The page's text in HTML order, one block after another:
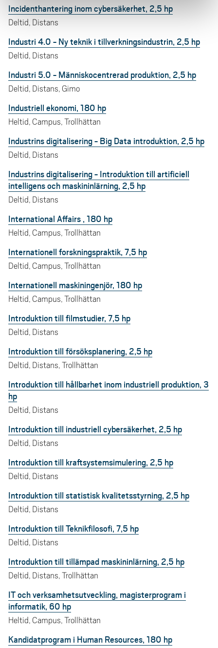
Incidenthantering inom cybersäkerhet, 2,5 hp
Deltid, Distans
Industri 4.0 - Ny teknik i tillverkningsindustrin, 2,5 hp
Deltid, Distans
Industri 5.0 - Människocentrerad produktion, 2,5 hp
Deltid, Distans, Gimo
Industriell ekonomi, 180 hp
Heltid, Campus, Trollhättan
Industrins digitalisering - Big Data introduktion, 2,5 hp
Deltid, Distans
Industrins digitalisering - Introduktion till artificiell
intelligens och maskininlärning, 2,5 hp
Deltid, Distans
International Affairs , 180 hp
Heltid, Campus, Trollhättan
Internationell forskningspraktik, 7,5 hp
Deltid, Campus, Trollhättan
Internationell maskiningenjör, 180 hp
Heltid, Campus, Trollhättan
Introduktion till filmstudier, 7,5 hp
Deltid, Distans
Introduktion till försöksplanering, 2,5 hp
Deltid, Distans, Trollhättan
Introduktion till hållbarhet inom industriell produktion, 3
hp
Deltid, Distans
Introduktion till industriell cybersäkerhet, 2,5 hp
Deltid, Distans
Introduktion till kraftsystemsimulering, 2,5 hp
Deltid, Distans
Introduktion till statistisk kvalitetsstyrning, 2,5 hp
Deltid, Distans
Introduktion till Teknikfilosofi, 7,5 hp
Deltid, Distans
Introduktion till tillämpad maskininlärning, 2,5 hp
Deltid, Distans, Trollhättan
IT och verksamhetsutveckling, magisterprogram i
informatik, 60 hp
Heltid, Campus, Trollhättan
Kandidatprogram i Human Resources, 180 hp